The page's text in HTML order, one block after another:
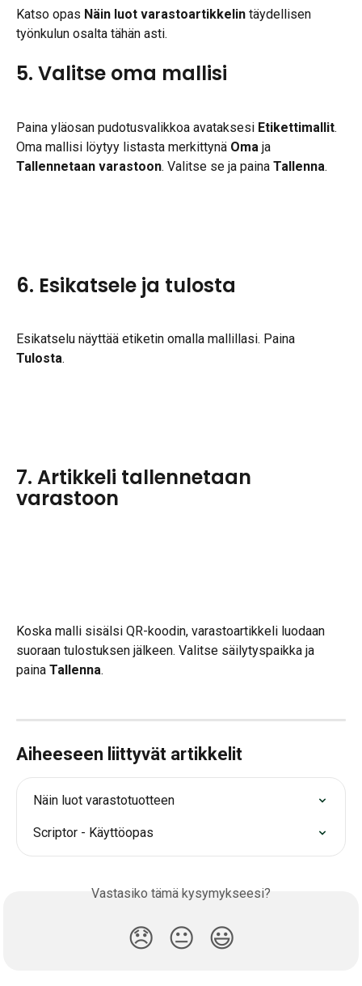
Katso opas Näin luot varastoartikkelin täydellisen
työnkulun osalta tähän asti.
5. Valitse oma mallisi
Paina yläosan pudotusvalikkoa avataksesi Etikettimallit.
Oma mallisi löytyy listasta merkittynä Oma ja
Tallennetaan varastoon. Valitse se ja paina Tallenna.
6. Esikatsele ja tulosta
Esikatselu näyttää etiketin omalla mallillasi. Paina
Tulosta.
7. Artikkeli tallennetaan
varastoon
Koska malli sisälsi QR-koodin, varastoartikkeli luodaan
suoraan tulostuksen jälkeen. Valitse säilytyspaikka ja
paina Tallenna.
Aiheeseen liittyvät artikkelit
Näin luot varastotuotteen
Scriptor - Käyttöopas
Vastasiko tämä kysymykseesi?
😞 😐 😃